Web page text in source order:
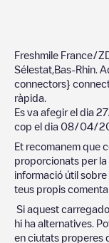
Freshmile France/
Sélestat Bas-Rhin .
connectors}
ràpida.
Es va afegir el dia
cop el dia 08/04/
Et recomanem que
proporcionats per
informació útil
teus propis
Si aquest
hi ha alternatives.
en ciutats properes